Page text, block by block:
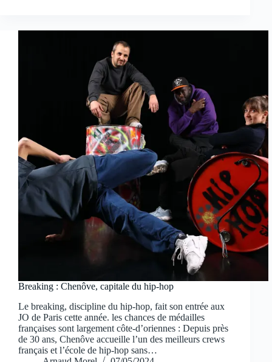
Breaking : Chenôve, capitale du hip-hop
Le breaking, discipline du hip-hop, fait son entrée aux
JO de Paris cette année. les chances de médailles
françaises sont largement côte-d’oriennes : Depuis près
de 30 ans, Chenôve accueille l’un des meilleurs crews
français et l’école de hip-hop sans…